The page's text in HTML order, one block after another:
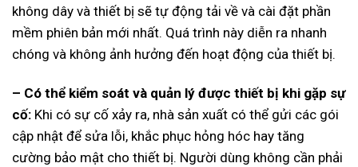
không dây và thiết bị sẽ tự động tải về và cài đặt phần
mềm phiên bản mới nhất. Quá trình này diễn ra nhanh
chóng và không ảnh hưởng đến hoạt động của thiết bị.
– Có thể kiểm soát và quản lý được thiết bị khi gặp sự
cố: Khi có sự cố xảy ra, nhà sản xuất có thể gửi các gói
cập nhật để sửa lỗi, khắc phục hỏng hóc hay tăng
cường bảo mật cho thiết bị. Người dùng không cần phải